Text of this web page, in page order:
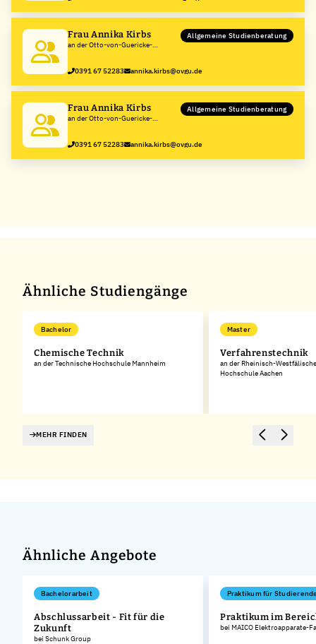
Frau Annika Kirbs
an der Otto-von-Guericke-
Allgemeine Studienberatung
0391 67 52283 annika.kirbs@ovgu.de
Frau Annika Kirbs
an der Otto-von-Guericke-
Allgemeine Studienberatung
0391 67 52283 annika.kirbs@ovgu.de
Ähnliche Studiengänge
Bachelor
Chemische Technik
an der Technische Hochschule Mannheim
Master
Verfahrenstechnik
an der Rheinisch-
Hochschule Aachen
MEHR FINDEN
Ähnliche Angebote
Bachelorarbeit
Abschlussarbeit - Fit für die
Zukunft
bei Schunk Group
Praktikum für
Praktikum im
bei MAICO Elektroapparate-